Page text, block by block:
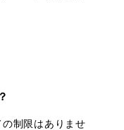
制限はありませ